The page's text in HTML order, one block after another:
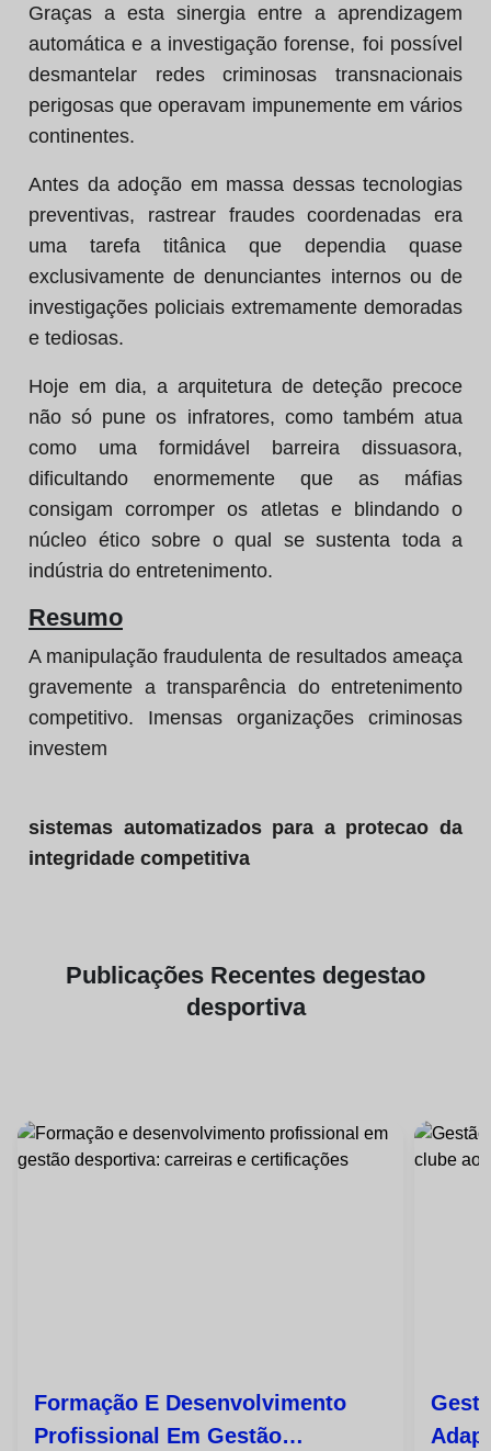
Graças a esta sinergia entre a aprendizagem
automática e a investigação forense, foi possível
desmantelar redes criminosas transnacionais
perigosas que operavam impunemente em vários
continentes.
Antes da adoção em massa dessas tecnologias
preventivas, rastrear fraudes coordenadas era
uma tarefa titânica que dependia quase
exclusivamente de denunciantes internos ou de
investigações policiais extremamente demoradas
e tediosas.
Hoje em dia, a arquitetura de deteção precoce
não só pune os infratores, como também atua
como uma formidável barreira dissuasora,
dificultando enormemente que as máfias
consigam corromper os atletas e blindando o
núcleo ético sobre o qual se sustenta toda a
indústria do entretenimento.
Resumo
A manipulação fraudulenta de resultados ameaça
gravemente a transparência do entretenimento
competitivo. Imensas organizações criminosas
investem
sistemas automatizados para a protecao da
integridade competitiva
Publicações Recentes degestao
desportiva
Formação E Desenvolvimento
Profissional Em Gestão